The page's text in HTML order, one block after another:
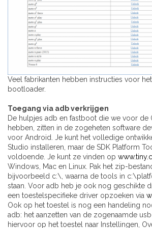
Veel fabrikanten hebben instructies voor
bootloader.
Toegang via adb verkrijgen
De hulpjes adb en fastboot die we voor de
hebben, zitten in de zogeheten software
voor Android. Je kunt het volledige
Studio installeren, maar de SDK Platform
voldoende. Je kunt ze vinden op
Windows, Mac en Linux. Pak het zip-
bijvoorbeeld c:\, waarna de tools in
staan. Voor adb heb je ook nog geschikte
een toestelspecifieke driver opzoeken via
Ook op het toestel is nog een handeling
adb: het aanzetten van de zogenaamde
hiervoor op het toestel naar Instellingen,